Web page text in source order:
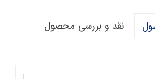
نقد و بررسی محصول